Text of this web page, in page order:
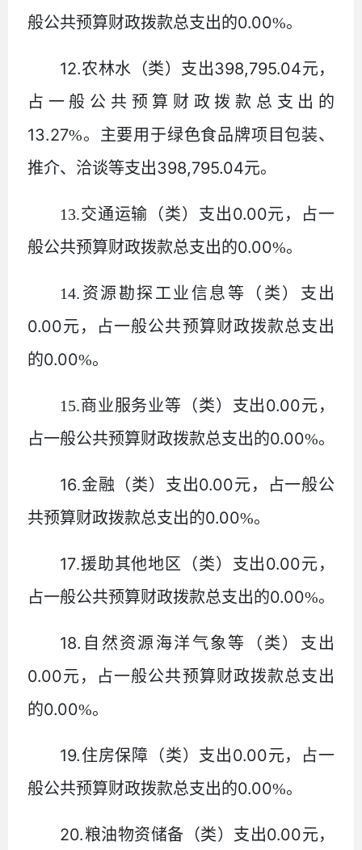
般公共预算财政拨款总支出的0.00%。
12.农林水（类）支出398,795.04元，
占一般公共预算财政拨款总支出的
13.27%。主要用于绿色食品牌项目包装、
推介、洽谈等支出398,795.04元。
13.交通运输（类）支出0.00元，占一
般公共预算财政拨款总支出的0.00%。
14. 资源勘探工业信息等（类）支出
0.00元，占一般公共预算财政拨款总支出
的0.00%。
15.商业服务业等（类）支出0.00元，
占一般公共预算财政拨款总支出的0.00%。
16.金融（类）支出0.00元，占一般公
共预算财政拨款总支出的0.00%。
17.援助其他地区（类）支出0.00元，
占一般公共预算财政拨款总支出的0.00%。
18. 自然资源海洋气象等（类）支出
0.00元，占一般公共预算财政拨款总支出
的0.00%。
19.住房保障（类）支出0.00元，占一
般公共预算财政拨款总支出的0.00%。
20.粮油物资储备（类）支出0.00元，